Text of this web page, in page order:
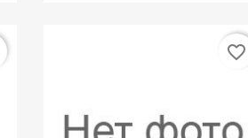
favorite_border